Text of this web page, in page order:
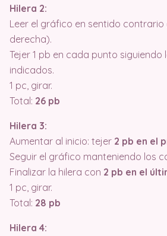
Hilera 2:
Leer el gráfico en sentido contrario
derecha).
Tejer 1 pb en cada punto siguiendo
indicados.
1 pc, girar.
Total: 26 pb
Hilera 3:
Aumentar al inicio: tejer 2 pb en el
Seguir el gráfico manteniendo los
Finalizar la hilera con 2 pb en el
1 pc, girar.
Total: 28 pb
Hilera 4: